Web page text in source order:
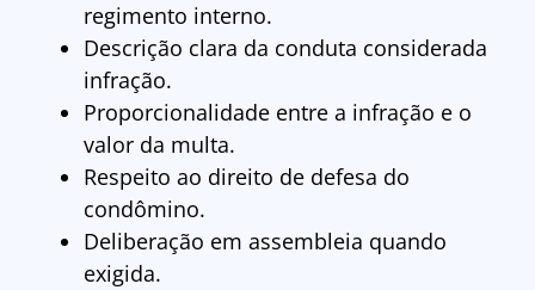
regimento interno.
Descrição clara da conduta considerada
infração.
Proporcionalidade entre a infração e o
valor da multa.
Respeito ao direito de defesa do
condômino.
Deliberação em assembleia quando
exigida.